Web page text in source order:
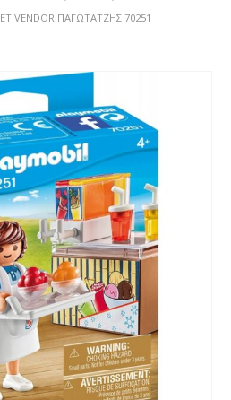
VENDOR ΠΑΓΩΤΑΤΖΉΣ 70251